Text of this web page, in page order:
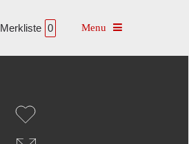
Merkliste 0 Toggle navigation